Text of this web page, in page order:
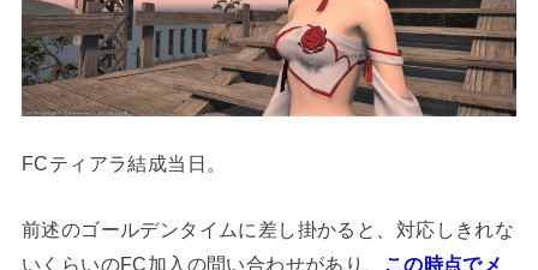
FCティアラ結成当日。
前述のゴールデンタイムに差し掛かると、対応しきれな
いくらいのFC加入の問い合わせがあり、 この時点でメ